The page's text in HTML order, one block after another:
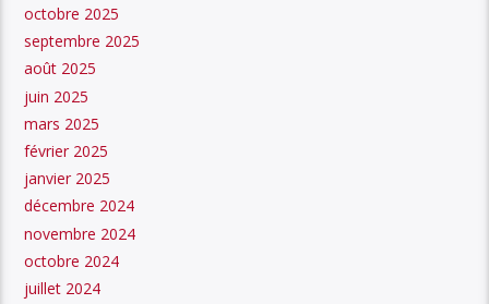
octobre 2025
septembre 2025
août 2025
juin 2025
mars 2025
février 2025
janvier 2025
décembre 2024
novembre 2024
octobre 2024
juillet 2024